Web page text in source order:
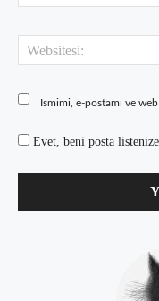
Ismimi, e-postamı ve
Evet, beni posta